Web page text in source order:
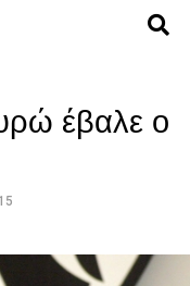
έβαλε ο